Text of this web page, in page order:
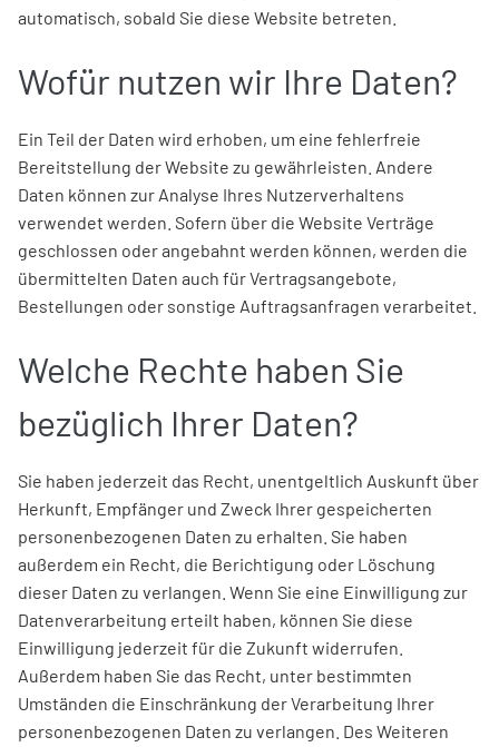
automatisch, sobald Sie diese Website betreten.
Wofür nutzen wir Ihre Daten?
Ein Teil der Daten wird erhoben, um eine fehlerfreie
Bereitstellung der Website zu gewährleisten. Andere
Daten können zur Analyse Ihres Nutzerverhaltens
verwendet werden. Sofern über die Website Verträge
geschlossen oder angebahnt werden können, werden die
übermittelten Daten auch für Vertragsangebote,
Bestellungen oder sonstige Auftragsanfragen verarbeitet.
Welche Rechte haben Sie
bezüglich Ihrer Daten?
Sie haben jederzeit das Recht, unentgeltlich Auskunft über
Herkunft, Empfänger und Zweck Ihrer gespeicherten
personenbezogenen Daten zu erhalten. Sie haben
außerdem ein Recht, die Berichtigung oder Löschung
dieser Daten zu verlangen. Wenn Sie eine Einwilligung zur
Datenverarbeitung erteilt haben, können Sie diese
Einwilligung jederzeit für die Zukunft widerrufen.
Außerdem haben Sie das Recht, unter bestimmten
Umständen die Einschränkung der Verarbeitung Ihrer
personenbezogenen Daten zu verlangen. Des Weiteren